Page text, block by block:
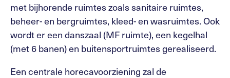
met bijhorende ruimtes zoals sanitaire ruimtes,
beheer- en bergruimtes, kleed- en wasruimtes. Ook
wordt er een danszaal (MF ruimte), een kegelhal
(met 6 banen) en buitensportruimtes gerealiseerd.
Een centrale horecavoorziening zal de